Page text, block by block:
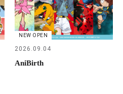
NEW OPEN
2026.09.04
AniBirth